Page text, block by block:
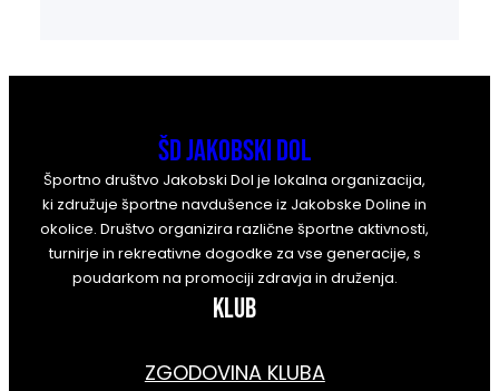
ŠD Jakobski Dol
Športno društvo Jakobski Dol je lokalna organizacija,
ki združuje športne navdušence iz Jakobske Doline in
okolice. Društvo organizira različne športne aktivnosti,
turnirje in rekreativne dogodke za vse generacije, s
poudarkom na promociji zdravja in druženja.
KLUB
ZGODOVINA KLUBA